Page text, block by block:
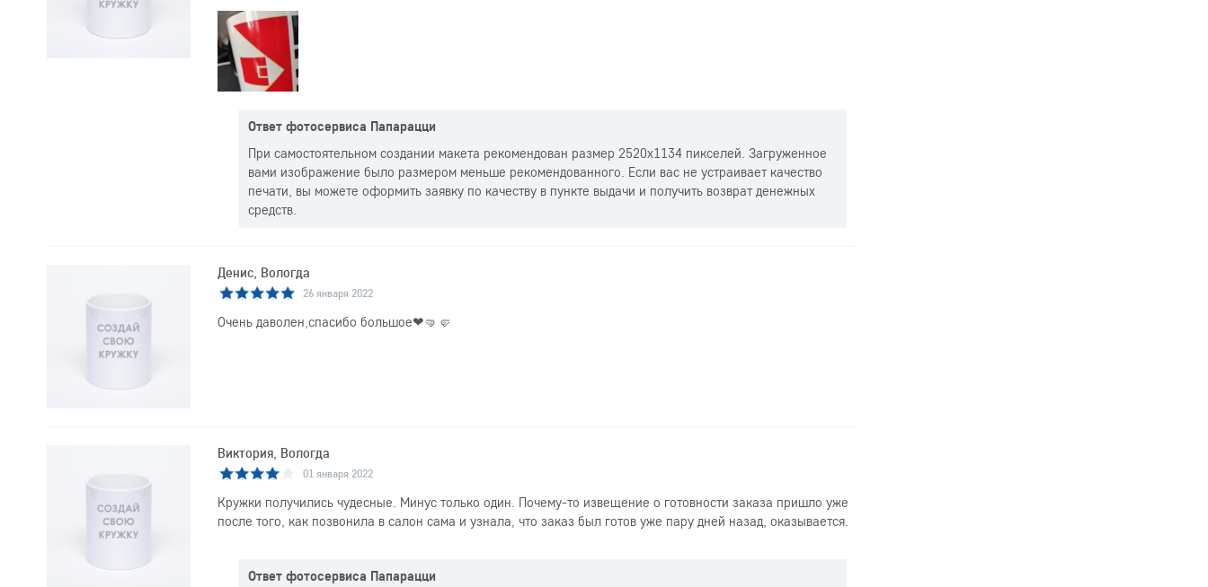
Ответ фотосервиса Папарацци
При самостоятельном создании макета рекомендован размер 2520x1134 пикселей. Загруженное
вами изображение было размером меньше рекомендованного. Если вас не устраивает качество
печати, вы можете оформить заявку по качеству в пункте выдачи и получить возврат денежных
средств.
Денис, Вологда
26 января 2022
Очень даволен,спасибо большое❤🤜🤛
Виктория, Вологда
01 января 2022
Кружки получились чудесные. Минус только один. Почему-то извещение о готовности заказа пришло уже
после того, как позвонила в салон сама и узнала, что заказ был готов уже пару дней назад, оказывается.
Ответ фотосервиса Папарацци